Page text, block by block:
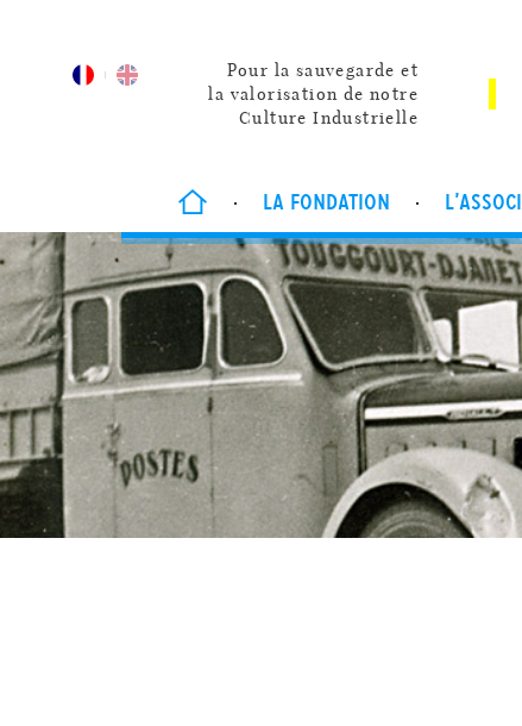
Pour la sauvegarde et
la valorisation de notre
Culture Industrielle
LA FONDATION